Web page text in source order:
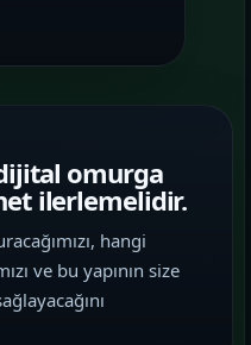
omurga
ilerlemelidir.
hangi
ve bu yapının size